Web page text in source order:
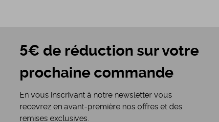
5€ de réduction sur votre
prochaine commande
En vous inscrivant à notre newsletter vous
recevrez en avant-première nos offres et des
remises exclusives.